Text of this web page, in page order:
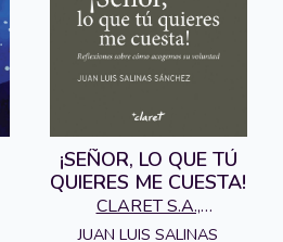
¡SEÑOR, LO QUE TÚ
QUIERES ME CUESTA!
CLARET S.A.,
EDITORIAL
JUAN LUIS SALINAS